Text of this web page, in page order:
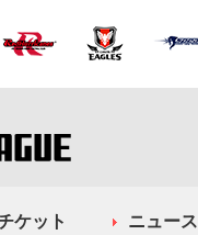
ケット ニュース